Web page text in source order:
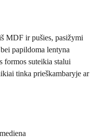
MDF ir pušies, pasižymi
papildoma lentyna
formos suteikia stalui
tinka prieškambaryje ar